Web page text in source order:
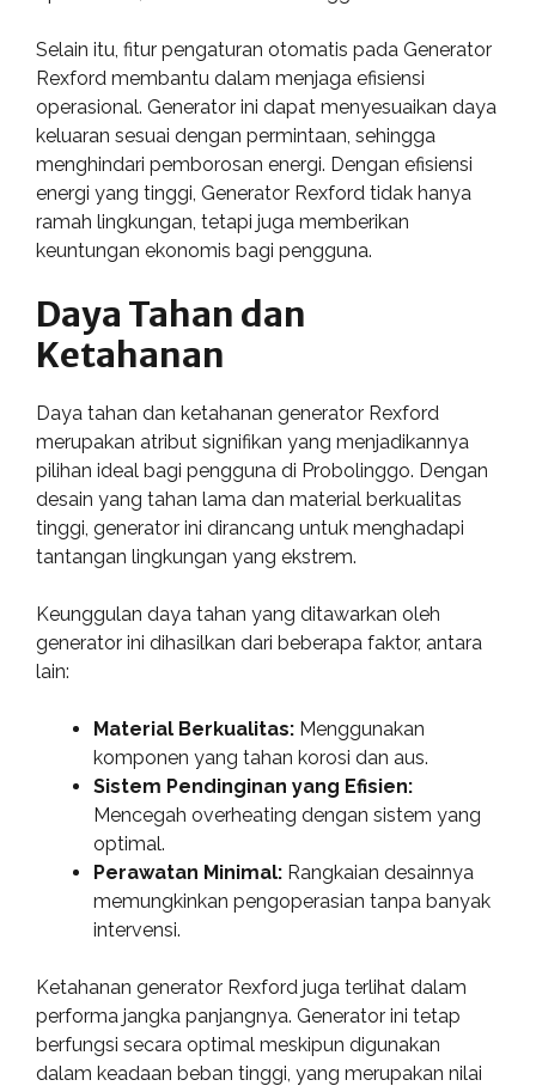
Selain itu, fitur pengaturan otomatis pada Generator
Rexford membantu dalam menjaga efisiensi
operasional. Generator ini dapat menyesuaikan daya
keluaran sesuai dengan permintaan, sehingga
menghindari pemborosan energi. Dengan efisiensi
energi yang tinggi, Generator Rexford tidak hanya
ramah lingkungan, tetapi juga memberikan
keuntungan ekonomis bagi pengguna.
Daya Tahan dan
Ketahanan
Daya tahan dan ketahanan generator Rexford
merupakan atribut signifikan yang menjadikannya
pilihan ideal bagi pengguna di Probolinggo. Dengan
desain yang tahan lama dan material berkualitas
tinggi, generator ini dirancang untuk menghadapi
tantangan lingkungan yang ekstrem.
Keunggulan daya tahan yang ditawarkan oleh
generator ini dihasilkan dari beberapa faktor, antara
lain:
Material Berkualitas: Menggunakan
komponen yang tahan korosi dan aus.
Sistem Pendinginan yang Efisien:
Mencegah overheating dengan sistem yang
optimal.
Perawatan Minimal: Rangkaian desainnya
memungkinkan pengoperasian tanpa banyak
intervensi.
Ketahanan generator Rexford juga terlihat dalam
performa jangka panjangnya. Generator ini tetap
berfungsi secara optimal meskipun digunakan
dalam keadaan beban tinggi, yang merupakan nilai